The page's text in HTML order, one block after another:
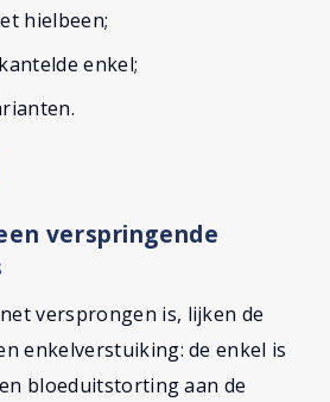
hielbeen;
enkel;
verspringende
versprongen is, lijken de
enkelverstuiking: de enkel is
bloeduitstorting aan de